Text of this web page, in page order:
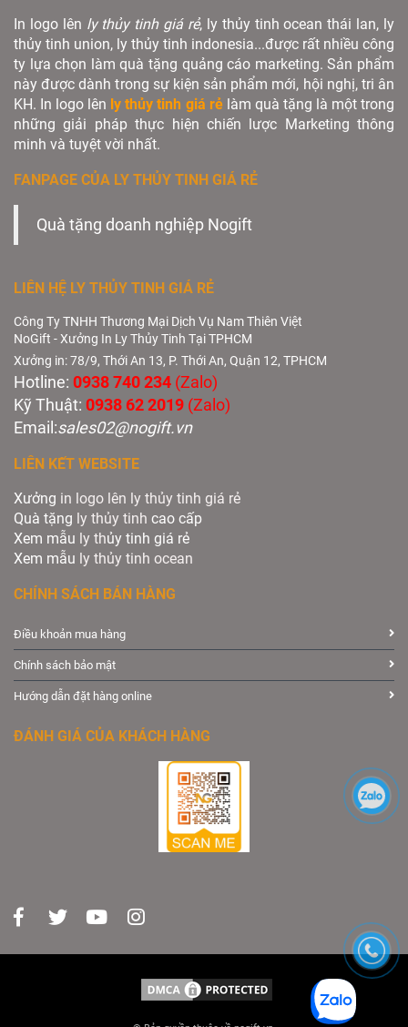
In logo lên ly thủy tinh giá rẻ, ly thủy tinh ocean thái lan, ly
thủy tinh union, ly thủy tinh indonesia...được rất nhiều công
ty lựa chọn làm quà tặng quảng cáo marketing. Sản phẩm
này được dành trong sự kiện sản phẩm mới, hội nghị, tri ân
KH. In logo lên ly thủy tinh giá rẻlàm quà tặng là một trong
những giải pháp thực hiện chiến lược Marketing thông
minh và tuyệt vời nhất.
FANPAGE CỦA LY THỦY TINH GIÁ RẺ
Quà tặng doanh nghiệp Nogift
LIÊN HỆ LY THỦY TINH GIÁ RẺ
Công Ty TNHH Thương Mại Dịch Vụ Nam Thiên Việt
NoGift - Xưởng In Ly Thủy Tinh Tại TPHCM
Xưởng in: 78/9, Thới An 13, P. Thới An, Quận 12, TPHCM
Hotline: 0938 740 234 (Zalo)
Kỹ Thuật: 0938 62 2019 (Zalo)
Email:sales02@nogift.vn
LIÊN KẾT WEBSITE
Xưởng in logo lên ly thủy tinh giá rẻ
Quà tặng ly thủy tinh cao cấp
Xem mẫu ly thủy tinh giá rẻ
Xem mẫu ly thủy tinh ocean
CHÍNH SÁCH BÁN HÀNG
Điều khoản mua hàng
Chính sách bảo mật
Hướng dẫn đặt hàng online
ĐÁNH GIÁ CỦA KHÁCH HÀNG